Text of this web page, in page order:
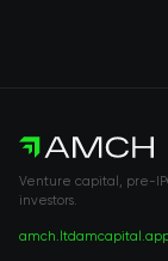
Venture capital, pre-
investors.
amch.ltd